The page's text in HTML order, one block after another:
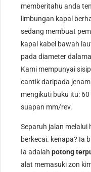
memberitahu anda
limbungan kapal
sedang membuat
kapal kabel bawah
pada diameter
Kami mempunyai
cantik daripada
mengikuti buku itu:
suapan mm/rev.
Separuh jalan
berkecai. kenapa? Ia
Ia adalahpotong
alat memasuki zon